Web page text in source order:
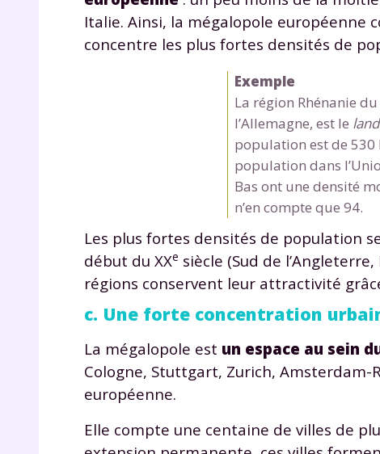
Italie. Ainsi, la mégalopole européenne
concentre les plus fortes densités de
Exemple
La région Rhénanie
l’Allemagne, est le land
population est de
population dans
Bas ont une densité
n’en compte que 94.
Les plus fortes densités de population
début du XXe siècle (Sud de
régions conservent leur attractivité
c. Une forte concentration
La mégalopole est un espace au sein
Cologne, Stuttgart, Zurich,
européenne.
Elle compte une centaine de villes de
Votre
de vos
notre